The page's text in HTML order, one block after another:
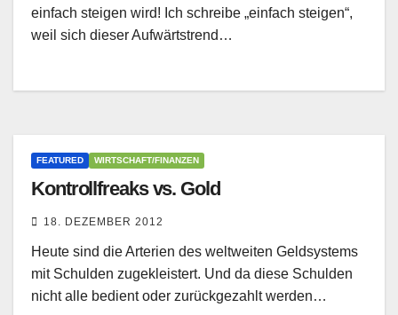
einfach steigen wird! Ich schreibe „einfach steigen“,
weil sich dieser Aufwärtstrend…
FEATURED WIRTSCHAFT/FINANZEN
Kontrollfreaks vs. Gold
18. DEZEMBER 2012
Heute sind die Arterien des weltweiten Geldsystems
mit Schulden zugekleistert. Und da diese Schulden
nicht alle bedient oder zurückgezahlt werden…